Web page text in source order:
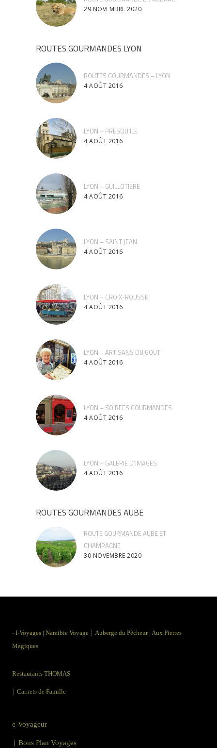
29 NOVEMBRE 2020
ROUTES GOURMANDES LYON
ROUTES GOURMANDES – LYON
4 AOÛT 2016
LYON – PRESQU’ILE
4 AOÛT 2016
LYON – GUILLOTIERE
4 AOÛT 2016
LYON – SAINT JEAN
4 AOÛT 2016
LYON – CROIX-ROUSSE
4 AOÛT 2016
LYON – ARTISANS DU GOUT
4 AOÛT 2016
LYON – SOIREES GOURMANDES
4 AOÛT 2016
LYON – GALERIE D’IMAGES
4 AOÛT 2016
ROUTES GOURMANDES AUBE
ROUTE GOURMANDE AUBE ET
CHAMPAGNE
30 NOVEMBRE 2020
- I-Voyages | Namibie Voyage | Auberge du Pêcheur | Aux Pierres
Magiques
Restaurants THOMAS
| Carnets de Famille
e-Voyageur
| Bons Plan Voyages